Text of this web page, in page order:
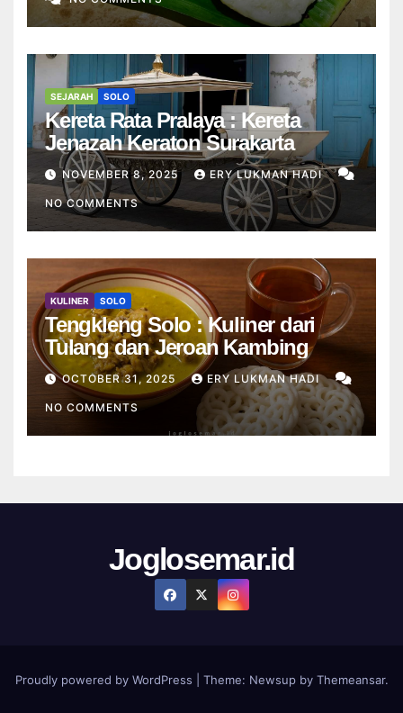
SEJARAH SOLO
Kereta Rata Pralaya : Kereta
Jenazah Keraton Surakarta
NOVEMBER 8, 2025 ERY LUKMAN HADI
NO COMMENTS
KULINER SOLO
Tengkleng Solo : Kuliner dari
Tulang dan Jeroan Kambing
OCTOBER 31, 2025 ERY LUKMAN HADI
NO COMMENTS
Joglosemar.id
Proudly powered by WordPress Theme: Newsupby Themeansar.